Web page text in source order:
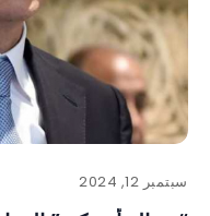
سبتمبر 12, 2024